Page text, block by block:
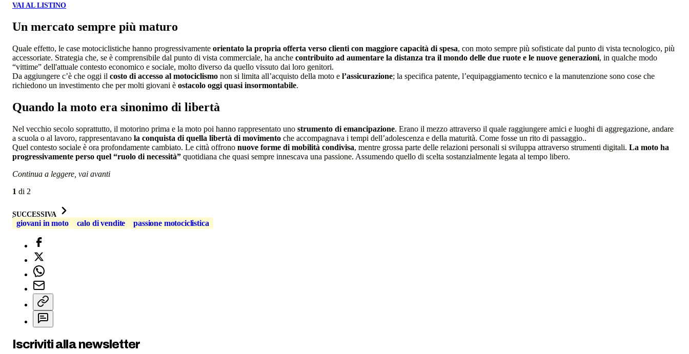
VAI AL LISTINO
Un mercato sempre più maturo
Quale effetto, le case motociclistiche hanno progressivamente orientato la propria offerta verso clienti con maggiore capacità di spesa, con moto sempre più sofisticate dal punto di vista tecnologico, più
accessoriate. Strategia che, se è comprensibile dal punto di vista commerciale, ha anche contribuito ad aumentare la distanza tra il mondo delle due ruote e le nuove generazioni, in qualche modo
“vittime” dell'attuale contesto economico e sociale, molto diverso da quello vissuto dai loro genitori.
Da aggiungere c’è che oggi il costo di accesso al motociclismo non si limita all’acquisto della moto e l’assicurazione; la specifica patente, l’equipaggiamento tecnico e la manutenzione sono cose che
richiedono un investimento che per molti giovani è ostacolo oggi quasi insormontabile.
Quando la moto era sinonimo di libertà
Nel vecchio secolo soprattutto, il motorino prima e la moto poi hanno rappresentato uno strumento di emancipazione. Erano il mezzo attraverso il quale raggiungere amici e luoghi di aggregazione, andare
a scuola o al lavoro, rappresentavano la conquista di quella libertà di movimento che accompagnava i tempi dell’adolescenza e della maturità. Come fosse un rito di passaggio..
Quel contesto sociale è ora profondamente cambiato. Le città offrono nuove forme di mobilità condivisa, mentre grossa parte delle relazioni personali si sviluppa attraverso strumenti digitali. La moto ha
progressivamente perso quel “ruolo di necessità” quotidiana che quasi sempre innescava una passione. Assumendo quello di scelta sostanzialmente legata al tempo libero.
Continua a leggere, vai avanti
1 di 2
SUCCESSIVA
giovani in moto calo di vendite passione motociclistica
Iscriviti alla newsletter